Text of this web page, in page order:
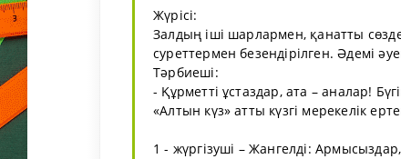
Жүрісі:
Залдың іші шарлармен, қанатты
суреттермен безендірілген. Әдемі
Тәрбиеші:
- Құрметті ұстаздар, ата – аналар!
«Алтын күз» атты күзгі мерекелік
1 - жүргізуші – Жангелді: